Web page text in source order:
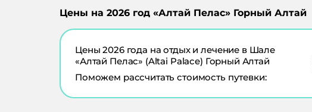
Цены на 2026 год «Алтай Пелас» Горный Алтай
Цены2026года на отдых и лечение в Шале
«Алтай Пелас» (Altai Palace) Горный Алтай
Поможем рассчитать стоимость путевки: